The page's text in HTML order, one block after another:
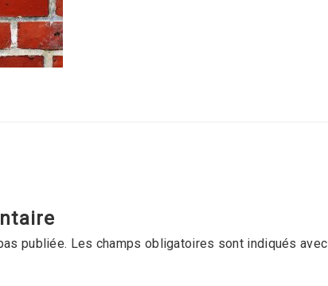
publiée. Les champs obligatoires sont indiqués avec